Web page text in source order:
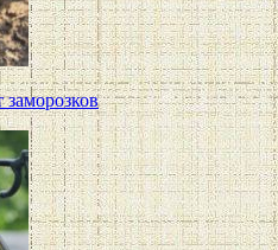
заморозков